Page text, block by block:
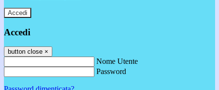
Accedi
Accedi
button close ×
Nome Utente
Password